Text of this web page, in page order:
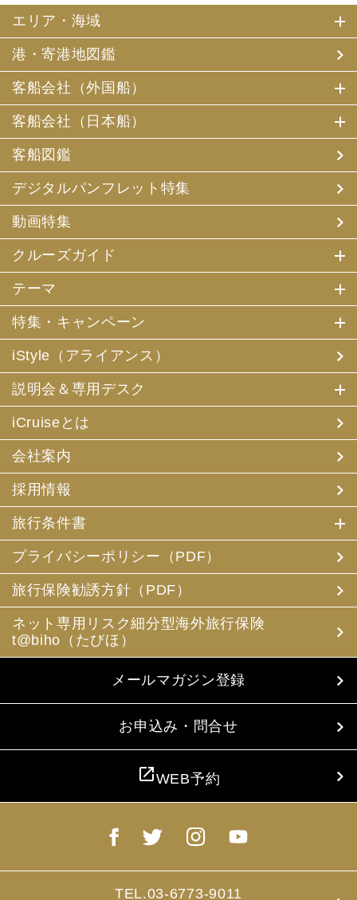
います。）は、お客様がご旅行の申込みの際にお申出いた
だいた個人情報についてお客様との連絡のために利用させ
ていただくほか、お客様がお申込みいただいた旅行におい
て運送・宿泊機関等（主要な運送・宿泊機関等について契
約書面に記載されています）の提供する旅行サービスの手
配及びそれらのサービスの受領のための手続、また旅行代
きます。
その他、当社は、
(1) 当社及び当社の提携する企業の商品やサービス、キャ
ンペーンのご案内
(2) 旅行参加後のご意見やご感想の提供のお願い
(3) アンケートのお願い
(4) 特典サービスの提供
(5) 統計資料の作成
にお客様の個人情報を利用させていただくことがありま
す。
個人情報について、本人確認、本人との連絡その他、採
す。
3. お客様個人情報の第三者への提供
(1) 当社は、お申込みいただいた旅行サービスの手配及び
それらのサービスの受領のための手続に必要な範囲内、ま
保険の手続き上必要な範囲内で、それら運送・宿泊機関、
保険会社等に対し、お客様の氏名、性別、年齢、住所、電
話番号またはメールアドレス、パスポート番号、クレジッ
トカード番号を電磁的方法等で送付することにより提供い
(2) 当社は、旅行先でのお客様のお買い物等の便宜のた
め、当社の保有するお客様の個人データを土産物店に提供
することがあります。この場合、お客様の氏名、パスポー
ト番号及び搭乗される航空便名等に係る個人データを、予
め電磁的方法等で送付することによって提供いたします。
お客様の旅行中の連絡先の方の個人情報をお伺いすること
があります。この個人情報は、お客様に疾病等があった場
合で連絡先の方へ連絡の必要があると当社が認めた場合に
使用させていただきます。お客様は、連絡先の方の個人情
報を当社らに提供することについて連絡先の方の同意を得
るものとします。
4. お客様個人情報の収集・利用について
当社は、お客様の個人情報を収集、利用するにあたり、以
下の取扱いをしておりますことを予めご承知おき願いま
(1) 収集目的、利用範囲をパンフレット、お申込書に明示
(2) お客様の同意がない限り、収集目的以外に使用いたし
し、同意を得ます。
(4) お客様が未成年者の場合、親権者の同意を得ます。
た、お申込のあった旅行の手配及び旅程の管理のために、
以下の当社のグループ企業とお客様情報を共有する場合が
エリア・海域
港・寄港地図鑑
客船会社（外国船）
客船会社（日本船）
客船図鑑
デジタルパンフレット特集
動画特集
クルーズガイド
テーマ
特集・キャンペーン
iStyle（アライアンス）
説明会＆専用デスク
iCruiseとは
会社案内
採用情報
旅行条件書
プライバシーポリシー（PDF）
旅行保険勧誘方針（PDF）
ネット専用リスク細分型海外旅行保険
t@biho（たびほ）
メールマガジン登録
お申込み・問合せ
open_in_newWEB予約
TEL.03-6773-9011